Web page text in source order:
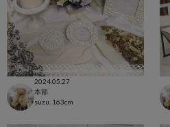
2024.05.27
本部
suzu. 163cm